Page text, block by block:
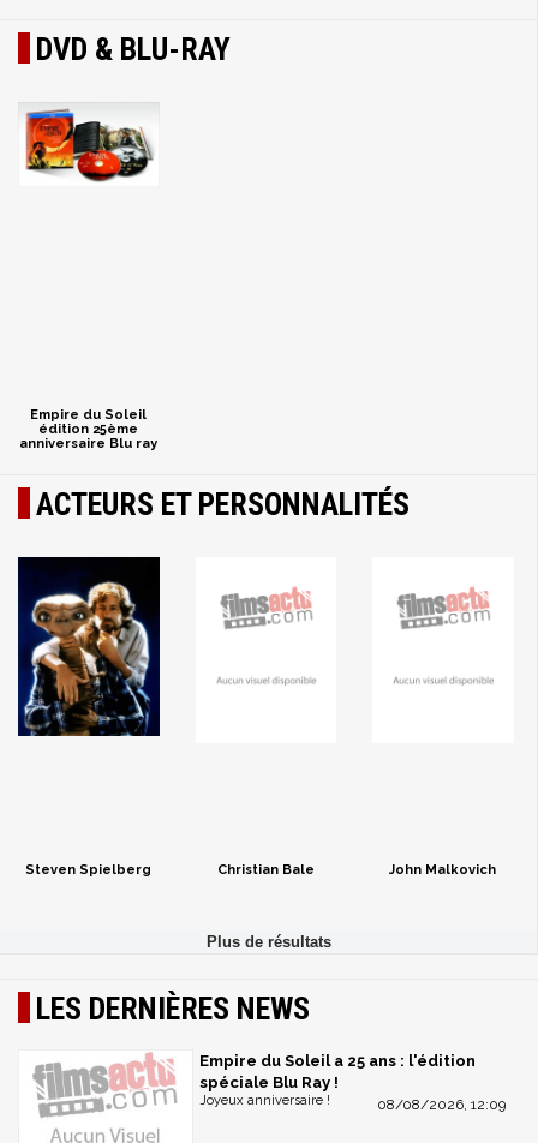
DVD & BLU-RAY
Empire du Soleil
édition 25ème
anniversaire Blu ray
ACTEURS ET PERSONNALITÉS
Steven Spielberg Christian Bale John Malkovich
LES DERNIÈRES NEWS
Empire du Soleil a 25 ans : l'édition
spéciale Blu Ray !
08/08/2026, 12:09
Joyeux anniversaire !